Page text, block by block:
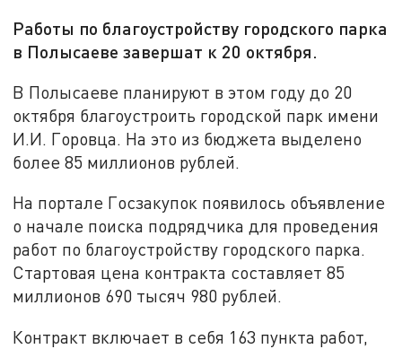
Работы по благоустройству городского парка
в Полысаеве завершат к 20 октября.
В Полысаеве планируют в этом году до 20
октября благоустроить городской парк имени
И.И. Горовца. На это из бюджета выделено
более 85 миллионов рублей.
На портале Госзакупок появилось объявление
о начале поиска подрядчика для проведения
работ по благоустройству городского парка.
Стартовая цена контракта составляет 85
миллионов 690 тысяч 980 рублей.
Контракт включает в себя 163 пункта работ,